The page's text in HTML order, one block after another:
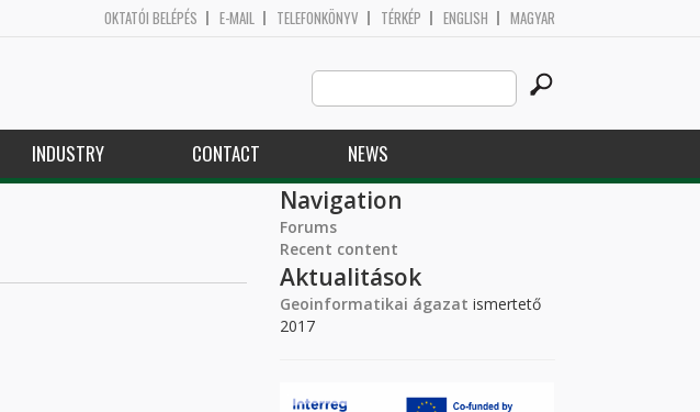
OKTATÓI BELÉPÉS E-MAIL TELEFONKÖNYV TÉRKÉP ENGLISH MAGYAR
Search
this
site
INDUSTRY CONTACT NEWS
Navigation
Forums
Recent content
Aktualitások
Geoinformatikai ágazat ismertető
2017